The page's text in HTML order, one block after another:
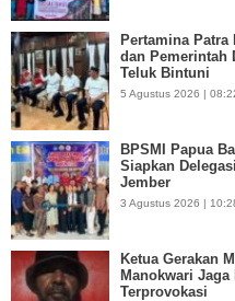
Pertamina Patra
dan Pemerintah
Teluk Bintuni
5 Agustus 2026 |
BPSMI Papua
Siapkan
Jember
3 Agustus 2026 |
Ketua Gerakan
Manokwari
Terprovokasi